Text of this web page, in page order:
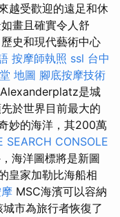
越受歡迎的遠足和休
畫且確實令人舒
史和現代藝術中心
按摩師執照 ssl 台中
地圖 腳底按摩技術
Alexanderplatz是城
於世界目前最大的
妙的海洋，其200萬
SEARCH CONSOLE
海洋圖標將是新圖
皇家加勒比海船相
MSC海濱可以容納
市為旅行者恢復了